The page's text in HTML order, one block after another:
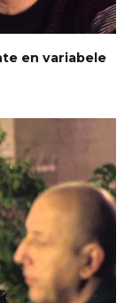
en variabele